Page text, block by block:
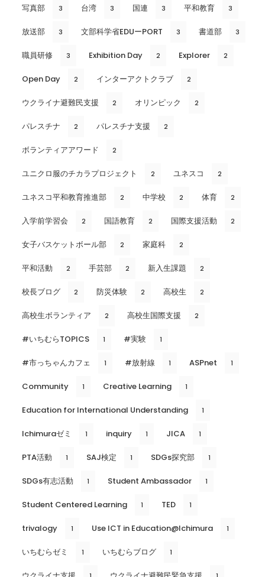
写真部 3 台湾 3 国連 3 平和教育 3
放送部 3 文部科学省EDUーPORT 3 書道部 3
職員研修 3 Exhibition Day 2 Explorer 2
Open Day 2 インターアクトクラブ 2
ウクライナ避難民支援 2 オリンピック 2
パレスチナ 2 パレスチナ支援 2
ボランティアアワード 2
ユニクロ服のチカラプロジェクト 2 ユネスコ 2
ユネスコ平和教育推進部 2 中学校 2 体育 2
入学前学習会 2 国語教育 2 国際支援活動 2
女子バスケットボール部 2 家庭科 2
平和活動 2 手芸部 2 新入生課題 2
校長ブログ 2 防災体験 2 高校生 2
高校生ボランティア 2 高校生国際支援 2
#いちむらTOPICS 1 #実験 1
#市っちゃんカフェ 1 #放射線 1 ASPnet 1
Community 1 Creative Learning 1
Education for International Understanding 1
Ichimuraゼミ 1 inquiry 1 JICA 1
PTA活動 1 SAJ検定 1 SDGs探究部 1
SDGs有志活動 1 Student Ambassador 1
Student Centered Learning 1 TED 1
trivalogy 1 Use ICT in Education@Ichimura 1
いちむらゼミ 1 いちむらブログ 1